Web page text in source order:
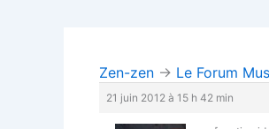
Zen-zen → Le Forum
21 juin 2012 à 15 h 42 min